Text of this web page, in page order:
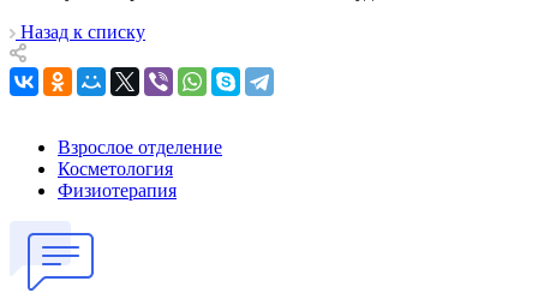
Назад к списку
Взрослое отделение
Косметология
Физиотерапия